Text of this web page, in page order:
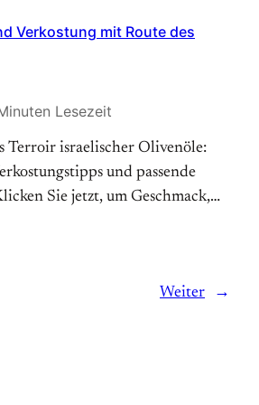
Verkostung mit Route des
Lesezeit
Terroir israelischer Olivenöle:
und passende
Sie jetzt, um Geschmack,
Weiter →